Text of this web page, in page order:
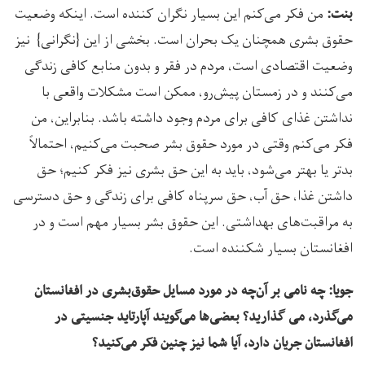
بنت: من فکر می‌کنم این بسیار نگران کننده است. اینکه وضعیت
حقوق بشری همچنان یک بحران است. بخشی از این {نگرانی} نیز
وضعیت اقتصادی است، مردم در فقر و بدون منابع کافی زندگی
می‌کنند و در زمستان پیش‌رو، ممکن است مشکلات واقعی با
نداشتن غذای کافی برای مردم وجود داشته باشد. بنابراین، من
فکر می‌کنم وقتی در مورد حقوق بشر صحبت می‌کنیم، احتمالاً
بدتر یا بهتر می‌شود، باید به این حق بشری نیز فکر کنیم؛ حق
داشتن غذا، حق آب، حق سرپناه کافی برای زندگی و حق دسترسی
به مراقبت‌های بهداشتی. این حقوق بشر بسیار مهم است و در
افغانستان بسیار شکننده است.
جویا: چه نامی بر آن‌چه در مورد مسایل حقوق‌بشری در افغانستان
می‌گذرد، می گذارید؟بعضی‌ها می‌گویند آپارتاید جنسیتی در
افغانستان جریان دارد، آیا شما نیز چنین فکر می‌کنید؟